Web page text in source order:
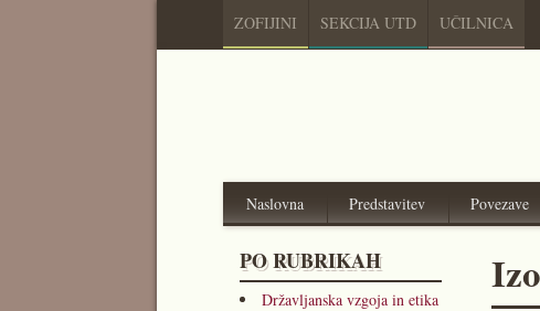
ZOFIJINI SEKCIJA UTD UČILNICA
Naslovna Predstavitev Povezave
PO RUBRIKAH
Državljanska vzgoja in etika